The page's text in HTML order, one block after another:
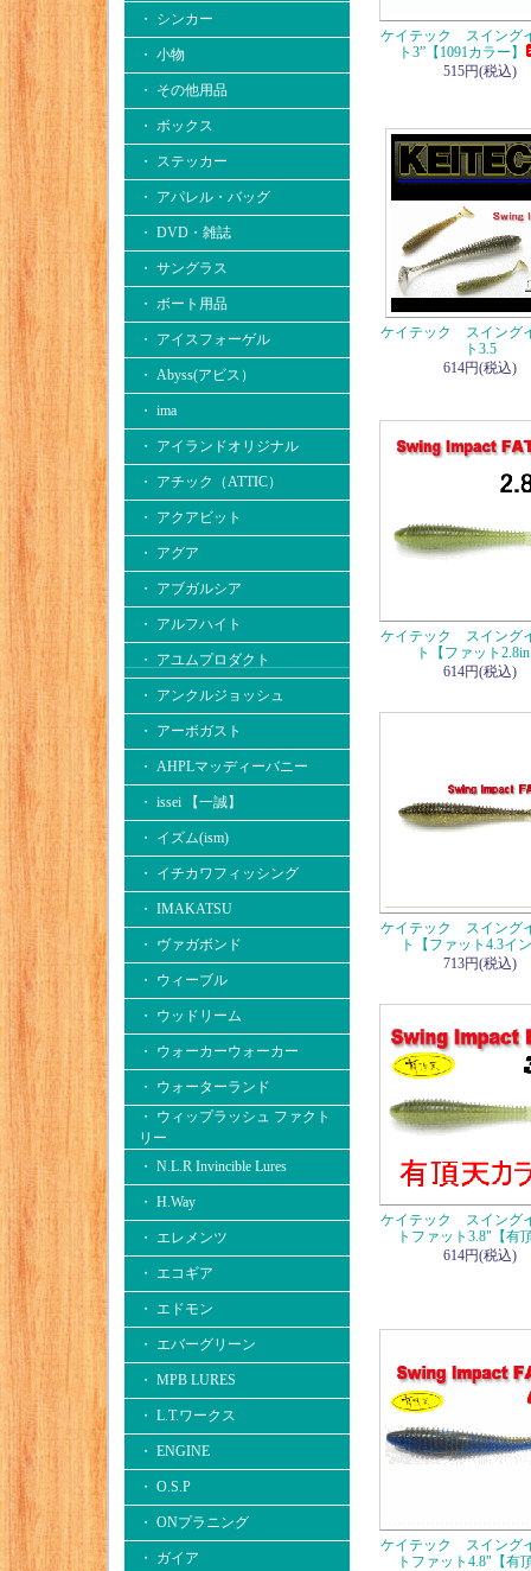
・ シンカー
・ 小物
・ その他用品
・ ボックス
・ ステッカー
・ アパレル・バッグ
・ DVD・雑誌
・ サングラス
・ ボート用品
・ アイスフォーゲル
・ Abyss(アビス）
・ ima
・ アイランドオリジナル
・ アチック（ATTIC）
・ アクアビット
・ アグア
・ アブガルシア
・ アルフハイト
・ アユムプロダクト
・ アンクルジョッシュ
・ アーボガスト
・ AHPLマッディーバニー
・ issei 【一誠】
・ イズム(ism)
・ イチカワフィッシング
・ IMAKATSU
・ ヴァガボンド
・ ウィーブル
・ ウッドリーム
・ ウォーカーウォーカー
・ ウォーターランド
・ ウィップラッシュ ファクト
リー
・ N.L.R Invincible Lures
・ H.Way
・ エレメンツ
・ エコギア
・ エドモン
・ エバーグリーン
・ MPB LURES
・ L.T.ワークス
・ ENGINE
・ O.S.P
・ ONプラニング
・ ガイア
ケイテック スイング
ト3”【1091カラー】
515円(税込)
ケイテック スイング
ト3.5
614円(税込)
ケイテック スイング
ト【ファット
614円(税込)
ケイテック スイング
ト【ファット4.3イ
713円(税込)
ケイテック スイング
トファット3.8"【有
614円(税込)
ケイテック スイング
トファット4.8"【有